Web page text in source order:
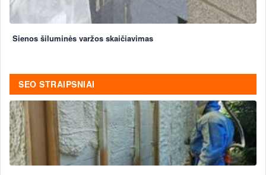
Sienos šiluminės varžos skaičiavimas
SEO STRAIPSNIAI